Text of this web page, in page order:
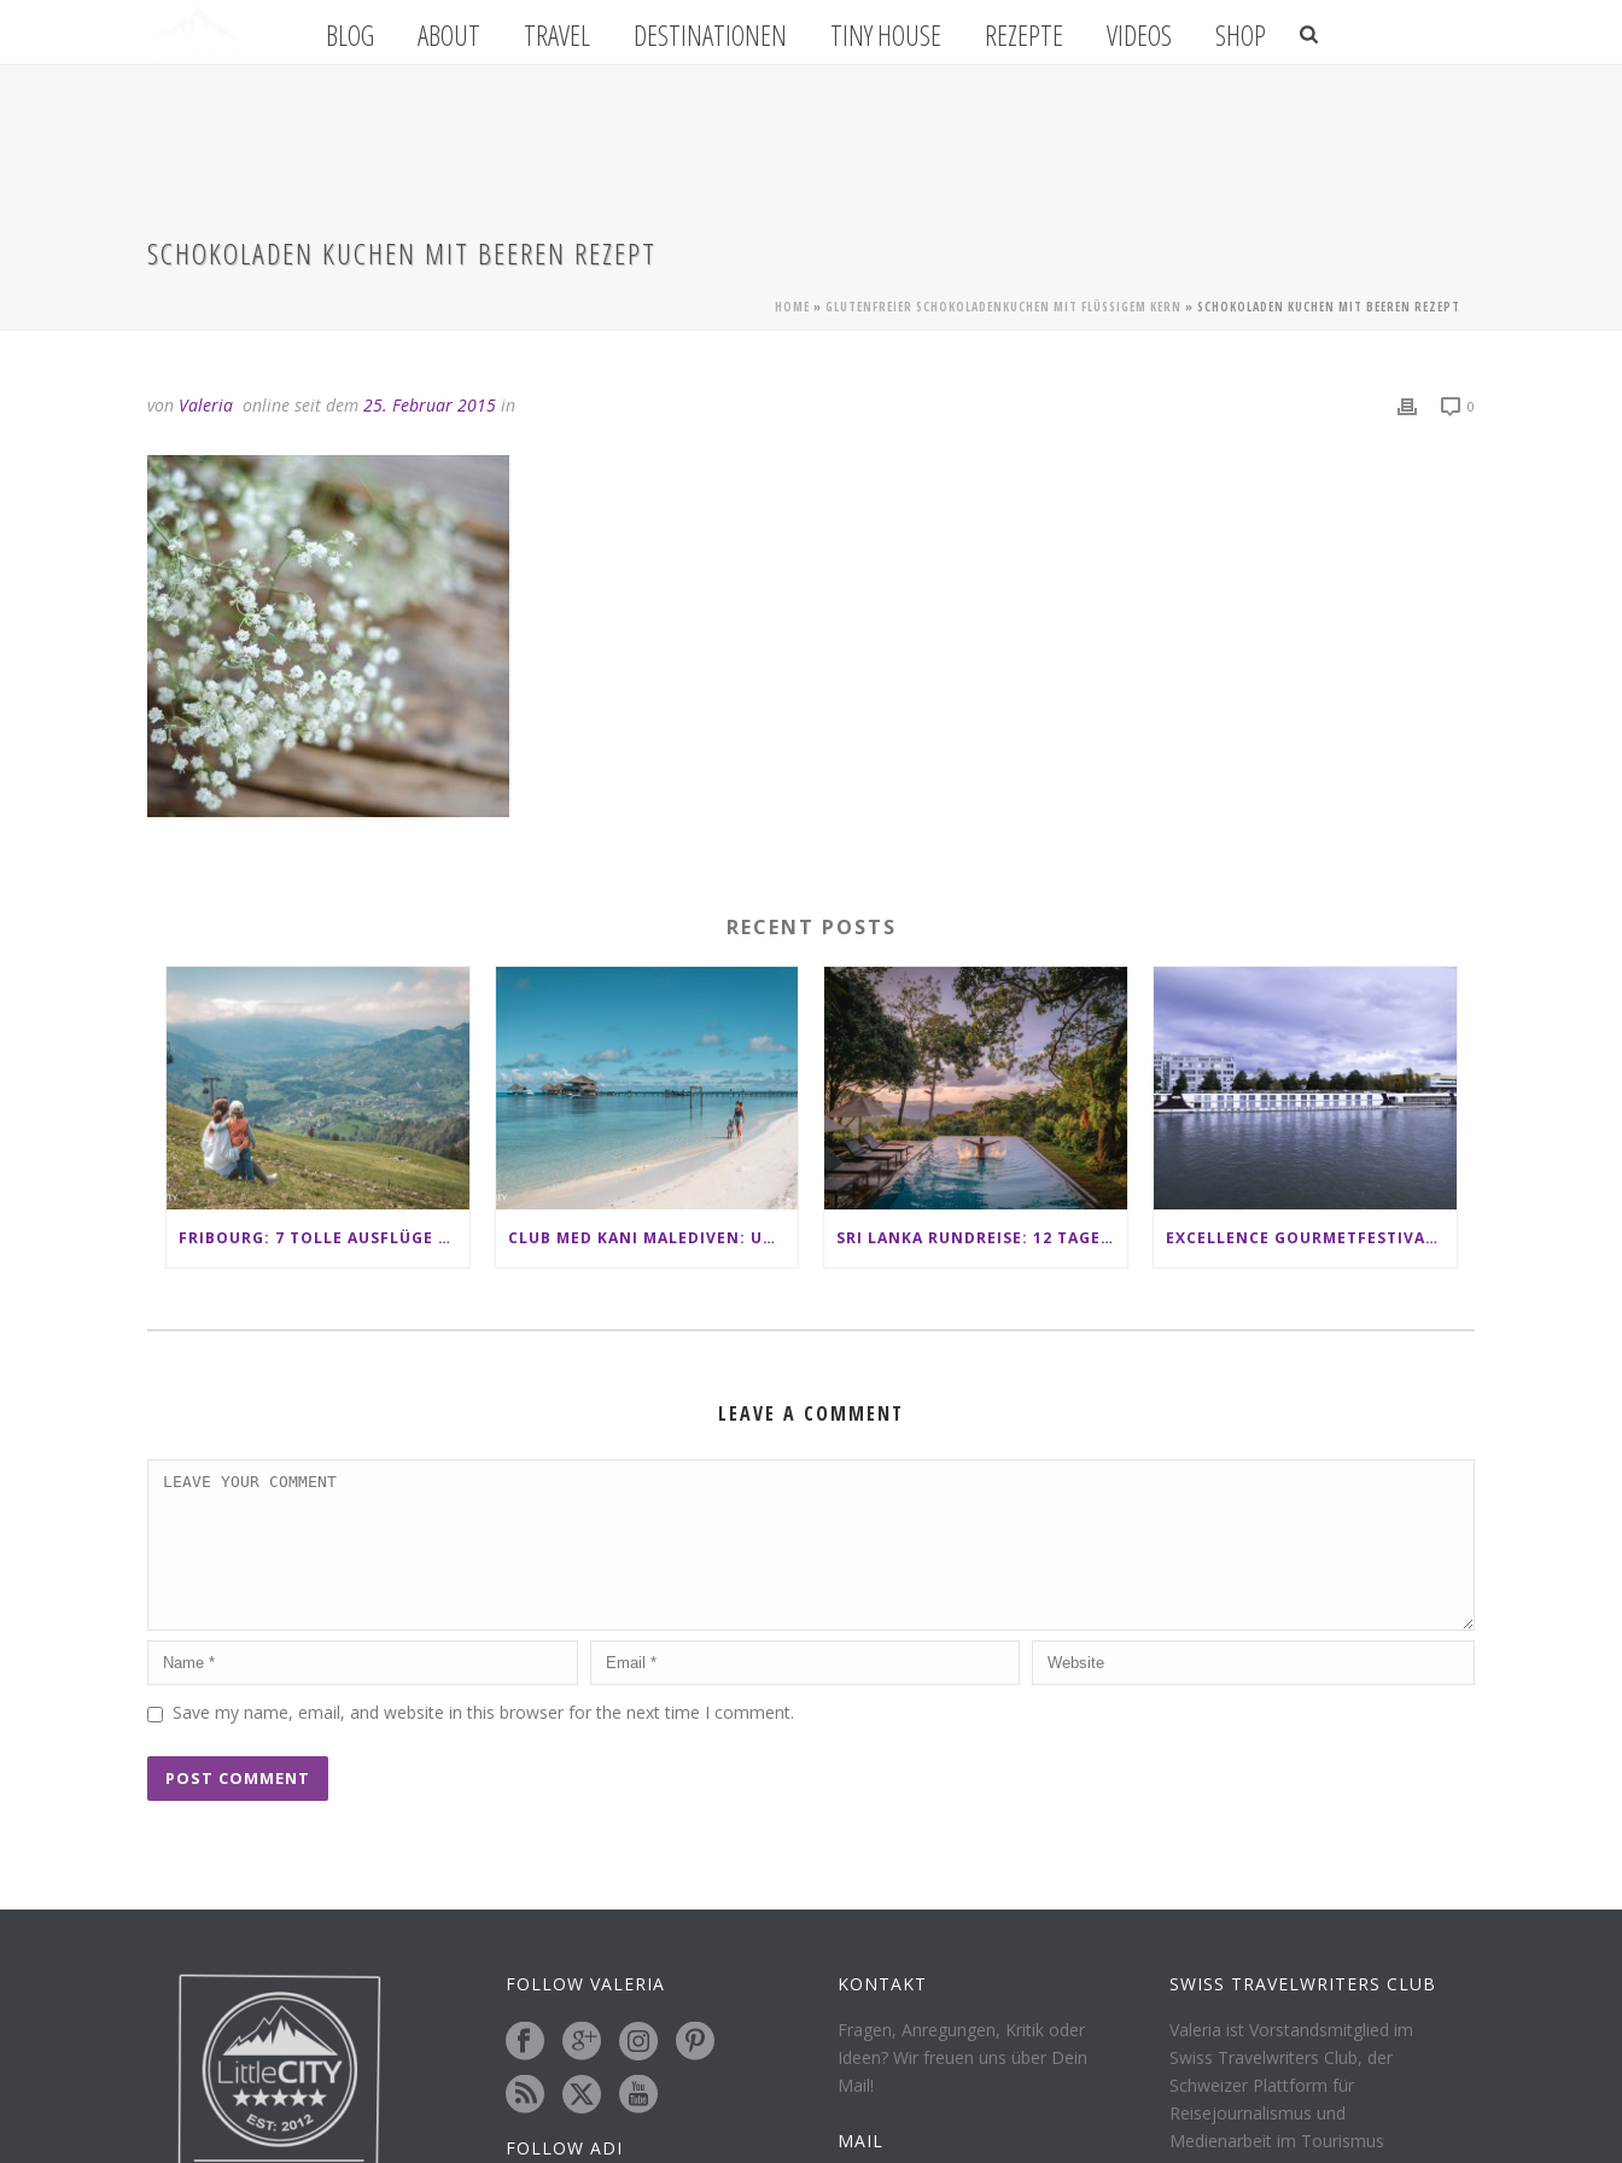
BLOG ABOUT TRAVEL DESTINATIONEN TINY HOUSE REZEPTE VIDEOS SHOP
SCHOKOLADEN KUCHEN MIT BEEREN REZEPT
HOME » GLUTENFREIER SCHOKOLADENKUCHEN MIT FLÜSSIGEM KERN » SCHOKOLADEN KUCHEN MIT BEEREN REZEPT
von Valeria online seit dem 25. Februar 2015 in 0
RECENT POSTS
FRIBOURG: 7 TOLLE AUSFLÜGE FÜR FAMILIEN VON CHARMEY BIS LES PACCOTS CLUB MED KANI MALEDIVEN: UNSERE ERFAHRUNGEN IM ALL-INCLUSIVE PARADIES SRI LANKA RUNDREISE: 12 TAGE ZWISCHEN ELEFANTEN, TEEPLANTAGEN & STRAND ALS FAMILIE EXCELLENCE GOURMETFESTIVAL ´25: ZWEI STERNEKÖCHE ANTONIO GUIDA & DARIO MORESCO VERWÖHNEN IHRE GÄSTE AUF EINER LUXERIÖSEN SCHIFFSREISE
LEAVE A COMMENT
Save my name, email, and website in this browser for the next time I comment.
FOLLOW VALERIA
FOLLOW ADI
KONTAKT
Fragen, Anregungen, Kritik oder
Ideen? Wir freuen uns über Dein
Mail!
MAIL
SWISS TRAVELWRITERS CLUB
Valeria ist Vorstandsmitglied im
Swiss Travelwriters Club, der
Schweizer Plattform für
Reisejournalismus und
Medienarbeit im Tourismus